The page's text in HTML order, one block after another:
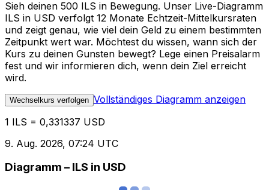
Sieh deinen 500 ILS in Bewegung. Unser Live-Diagramm
ILS in USD verfolgt 12 Monate Echtzeit-Mittelkursraten
und zeigt genau, wie viel dein Geld zu einem bestimmten
Zeitpunkt wert war. Möchtest du wissen, wann sich der
Kurs zu deinen Gunsten bewegt? Lege einen Preisalarm
fest und wir informieren dich, wenn dein Ziel erreicht
wird.
Wechselkurs verfolgen Vollständiges Diagramm anzeigen
1 ILS = 0,331337 USD
9. Aug. 2026, 07:24 UTC
Diagramm – ILS in USD